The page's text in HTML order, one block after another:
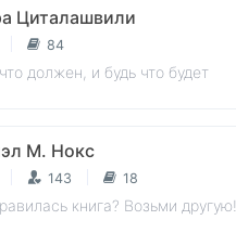
Циталашвили
84
должен, и будь что будет
М. Нокс
143 18
книга? Возьми другую!